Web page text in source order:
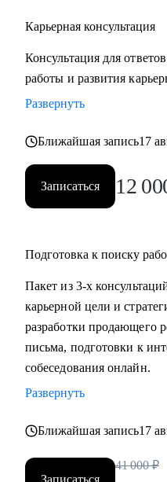
Карьерная консультация
Консультация для
работы и развития
Развернуть
Ближайшая запись17
Записаться 12
Подготовка к поиску
Пакет из 3-х
карьерной цели и
разработки продающего
письма, подготовки к
собеседования онлайн.
Развернуть
Ближайшая запись17
Записаться
41 000 ₽